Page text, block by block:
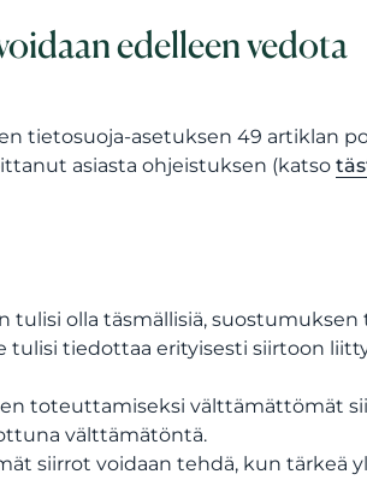
edelleen vedota
tietosuoja-asetuksen 49 artiklan
asiasta ohjeistuksen (katso
olla täsmällisiä,
tiedottaa erityisesti siirtoon
toteuttamiseksi välttämättömät
välttämätöntä.
siirrot voidaan tehdä, kun tärkeä